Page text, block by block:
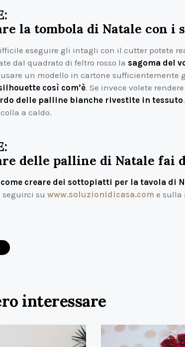
la tombola di Natale con i
eseguire gli intagli con il cutter potete
dal quadrato di feltro rosso la sagoma del
usare un modello in cartone sufficientemente
così com’è. Se invece volete
delle palline bianche rivestite in tessuto
a caldo.
delle palline di Natale fai
come creare dei sottopiatti per la tavola di
su www.soluzionidicasa.com e sulla
interessare